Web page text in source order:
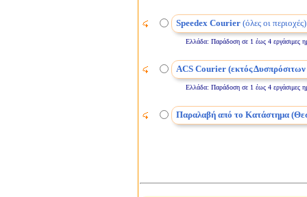
Speedex Courier(όλες οι περιοχές)
Ελλάδα: Παράδοση σε 1 έως 4 εργάσιμες
ACS Courier (εκτός
Ελλάδα: Παράδοση σε 1 έως 4 εργάσιμες
Παραλαβή από το Κατάστημα